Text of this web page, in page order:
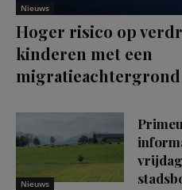
Nieuws
Hoger risico op
kinderen met een
migratieachtergrond
Nieuws